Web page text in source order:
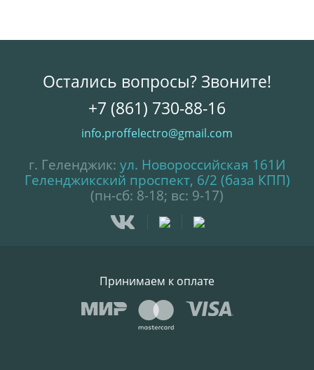
Остались вопросы? Звоните!
+7 (861) 730-88-16
info.proffelectro@gmail.com
г. Геленджик: ул. Новороссийская 161И
Геленджикский проспект, 6/2 (база КПП)
(пн-сб: 8-18; вс: 9-17)
Принимаем к оплате